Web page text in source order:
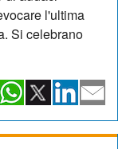
l'ultima
Si celebrano